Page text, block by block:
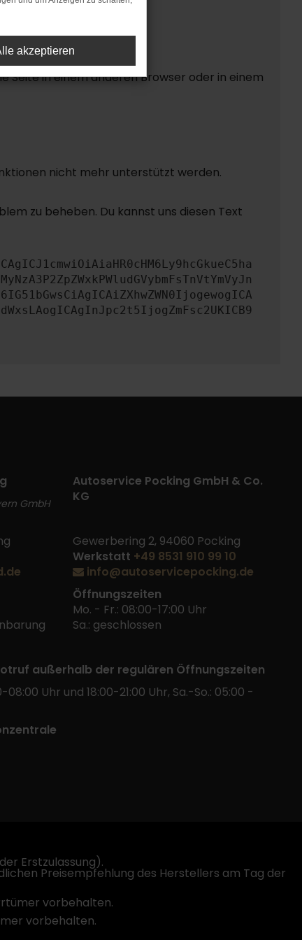
Seite in einem anderen Browser oder in einem
nicht mehr unterstützt werden.
zu beheben. Du kannst uns diesen Text
GmbH
Autoservice Pocking GmbH & Co.
KG
Gewerbering 2, 94060 Pocking
Werkstatt +49 8531 910 99 10
info@autoservicepocking.de
Öffnungszeiten
Mo. - Fr.: 08:00-17:00 Uhr
Sa.: geschlossen
außerhalb der regulären Öffnungszeiten
08:00 Uhr und 18:00-21:00 Uhr, Sa.-So.: 05:00 -
Erstzulassung).
Preisempfehlung des Herstellers am Tag der
vorbehalten.
vorbehalten.
akzeptieren